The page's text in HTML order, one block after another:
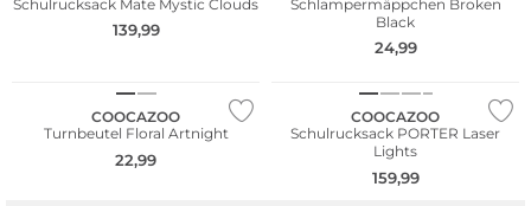
Schulrucksack Mate Mystic Clouds
139,99
Schlampermäppchen Broken
Black
24,99
COOCAZOO
Turnbeutel Floral Artnight
22,99
COOCAZOO
Schulrucksack PORTER Laser
Lights
159,99